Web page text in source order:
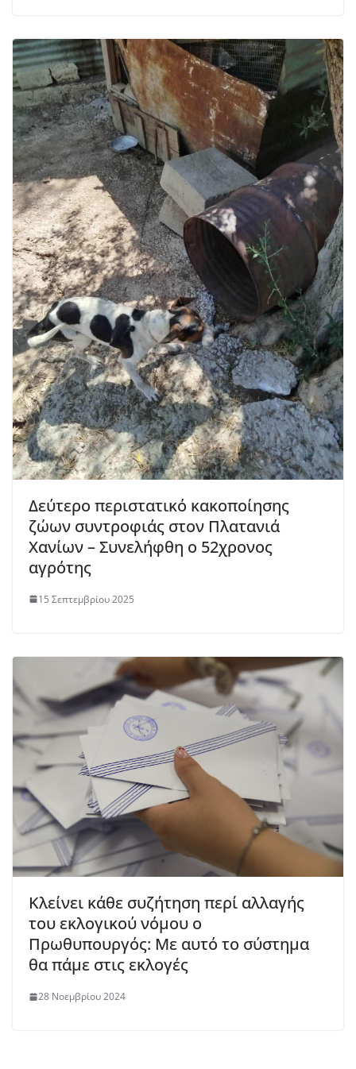
Δεύτερο περιστατικό κακοποίησης
ζώων συντροφιάς στον Πλατανιά
Χανίων – Συνελήφθη ο 52χρονος
αγρότης
15 Σεπτεμβρίου 2025
Κλείνει κάθε συζήτηση περί αλλαγής
του εκλογικού νόμου ο
Πρωθυπουργός: Με αυτό το σύστημα
θα πάμε στις εκλογές
28 Νοεμβρίου 2024